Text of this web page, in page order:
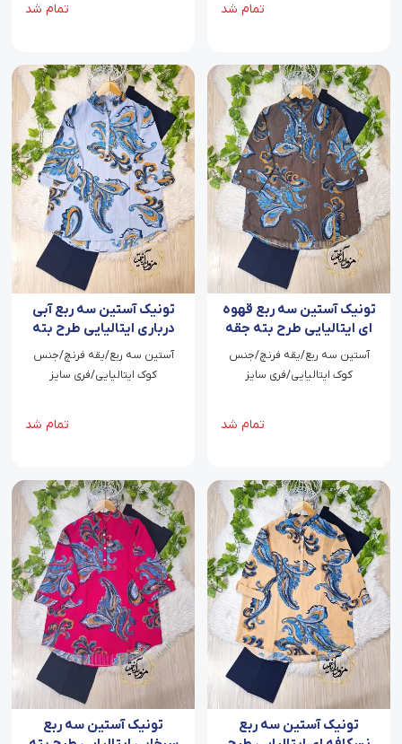
تمام شد تمام شد
تونیک آستین سه ربع قهوه
ای ایتالیایی طرح بته جقه
لیوسا
آستین سه ربع/یقه فرنچ/جنس
کوک ایتالیایی/فری سایز
تمام شد
تونیک آستین سه ربع آبی
درباری ایتالیایی طرح بته
جقه لیوسا
آستین سه ربع/یقه فرنچ/جنس
کوک ایتالیایی/فری سایز
تمام شد
تونیک آستین سه ربع
تونیک آستین سه ربع